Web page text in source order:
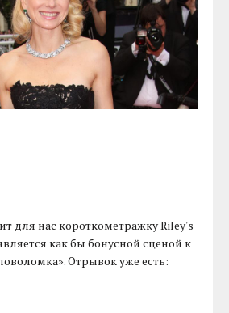
для нас короткометражку Riley's
как бы бонусной сценой к
Отрывок уже есть: